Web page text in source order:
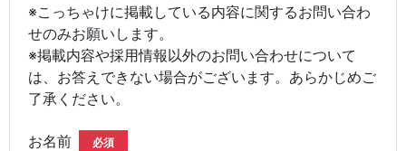
※こっちゃけに掲載している内容に関するお問い合わ
せのみお願いします。
※掲載内容や採用情報以外のお問い合わせについて
は、お答えできない場合がございます。あらかじめご
了承ください。
お名前 必須